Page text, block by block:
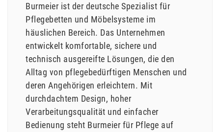
Burmeier ist der deutsche Spezialist für
Pflegebetten und Möbelsysteme im
häuslichen Bereich. Das Unternehmen
entwickelt komfortable, sichere und
technisch ausgereifte Lösungen, die den
Alltag von pflegebedürftigen Menschen und
deren Angehörigen erleichtern. Mit
durchdachtem Design, hoher
Verarbeitungsqualität und einfacher
Bedienung steht Burmeier für Pflege auf